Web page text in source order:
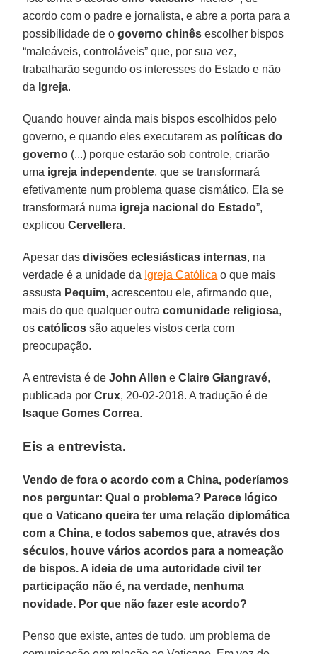
acordo com o padre e jornalista, e abre a porta para a
possibilidade de ogoverno chinês escolher bispos
“maleáveis, controláveis” que, por sua vez,
trabalharão segundo os interesses do Estado e não
da Igreja.
Quando houver ainda mais bispos escolhidos pelo
governo, e quando eles executarem as políticas do
governo (...) porque estarão sob controle, criarão
uma igreja independente, que se transformará
efetivamente num problema quase cismático. Ela se
transformará numa igreja nacional do Estado”,
explicouCervellera.
Apesar dasdivisões eclesiásticas internas, na
verdade é a unidade da Igreja Católica o que mais
assusta Pequim, acrescentou ele, afirmando que,
mais do que qualquer outracomunidade religiosa,
oscatólicos são aqueles vistos certa com
preocupação.
A entrevista é deJohn Allen eClaire Giangravé,
publicada porCrux, 20-02-2018. A tradução é de
Isaque Gomes Correa.
Eis a entrevista.
Vendo de fora o acordo com a China, poderíamos
nos perguntar: Qual o problema? Parece lógico
que o Vaticano queira ter uma relação diplomática
com a China, e todos sabemos que, através dos
séculos, houve vários acordos para a nomeação
de bispos. A ideia de uma autoridade civil ter
participação não é, na verdade, nenhuma
novidade. Por que não fazer este acordo?
Penso que existe, antes de tudo, um problema de